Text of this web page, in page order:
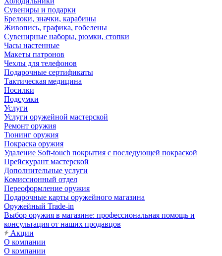
Сувениры и подарки
Брелоки, значки, карабины
Живопись, графика, гобелены
Сувенирные наборы, рюмки, стопки
Часы настенные
Макеты патронов
Чехлы для телефонов
Подарочные сертификаты
Тактическая медицина
Носилки
Подсумки
Услуги
Услуги оружейной мастерской
Ремонт оружия
Тюнинг оружия
Покраска оружия
Удаление Soft-touch покрытия с последующей покраской
Прейскурант мастерской
Дополнительные услуги
Комиссионный отдел
Переоформление оружия
Подарочные карты оружейного магазина
Оружейный Trade-in
Выбор оружия в магазине: профессиональная помощь и
консультация от наших продавцов
Акции
О компании
О компании